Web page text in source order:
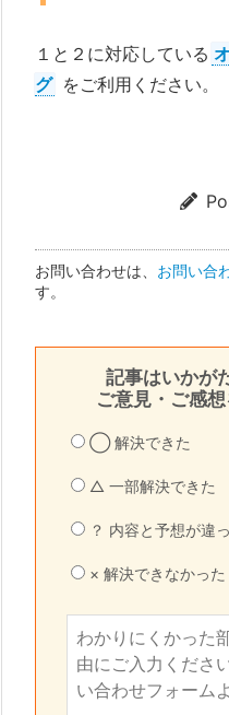
１と２に対応している
グ をご利用ください。
お問い合わせは、 お問い合
す。
記事はいかが
ご意見・ご感
◯ 解決できた
△ 一部解決できた
？ 内容と予想が違
× 解決できなかった